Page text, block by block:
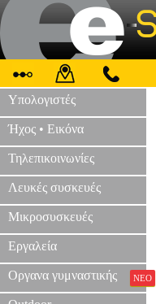
Υπολογιστές
Ήχος • Εικόνα
Τηλεπικοινωνίες
Λευκές συσκευές
Μικροσυσκευές
Εργαλεία
Οργανα γυμναστικής ΝΕΟ